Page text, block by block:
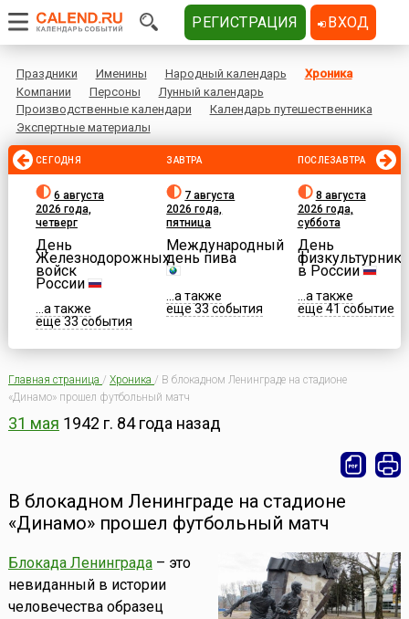
Праздники Именины Народный календарь
Хроника
Компании
Персоны
Лунный календарь
Производственные календари
Календарь путешественника
Экспертные материалы
СЕГОДНЯ
6 августа
2026 года,
четверг
День
Железнодорожных
войск
России
...а также
еще 33 события
ЗАВТРА
7 августа
2026 года,
пятница
Международный
день пива
...а также
еще 33 события
ПОСЛЕЗАВТРА
8 августа
2026 года,
суббота
День
физкультурника
в России
...а также
еще 41 событие
Главная страница / Хроника / В блокадном Ленинграде на стадионе
«Динамо» прошел футбольный матч
31 мая 1942 г. 84 года назад
В блокадном Ленинграде на стадионе
«Динамо» прошел футбольный матч
Блокада Ленинграда– это
невиданный в истории
человечества образец
РЕГИСТРАЦИЯ ВХОД